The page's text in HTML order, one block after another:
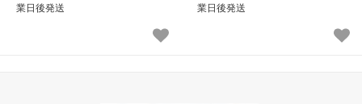
業日後発送
業日後発送